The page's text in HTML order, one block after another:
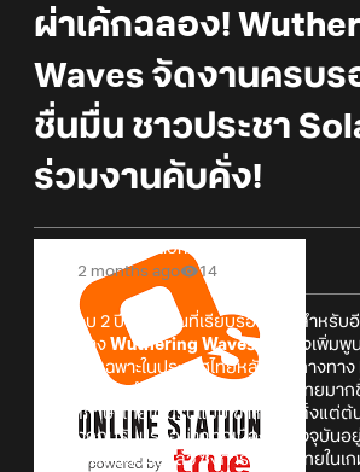
ผ่าเค้กฉลอง!
Waves จัดงานครบร
ชื่นมื่น ชาวประชา
ร่วมงานคับคั่ง!
Online Station
2 months ago
14
ครบรอบ 2 ปีกันไปเป็นที่เรียบร้อยครับสำหรับ
นิยมอย่าง Wuthering Waves ที่ยังคงเพิ่มพู
เนื่อง โดยเฉพาะในประเทศไทยหลังจากทางทาง
พัฒนาและจัดจำหน่ายหันมาเน้นตลาดไทยมา
อัปเดตภาษาไทยเต็มรูปแบบเข้าเกมมาตั้งแ
แปลยังถูกปรับปรุงอย่างต่อเนื่องจนปัจจุบันอยู่
อ่านไม่มีติดขัดอะไรแล้ว ซึ่งการมีภาษาไทยในเ